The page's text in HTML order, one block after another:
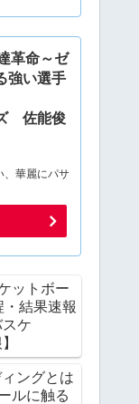
革命～ゼ
強い選手
佐能俊
、華麗にパサ
ットボー
・結果速報
スケ
ングとは
ルに触る